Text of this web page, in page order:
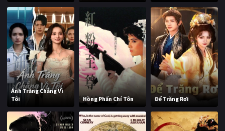
Ánh Trăng Chẳng Vì
Tôi
Hồng Phấn Chí Tôn Để Trăng Rơi